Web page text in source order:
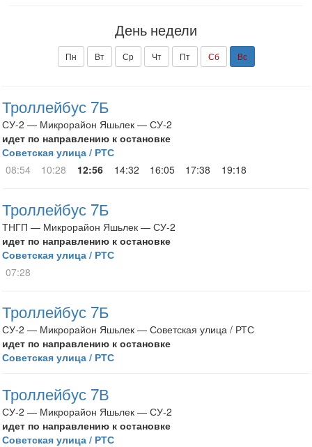
День недели
Пн Вт Ср Чт Пт Сб Вс
Троллейбус 7Б
СУ-2 — Микрорайон Яшьлек — СУ-2
идет по направлению к остановке
Советская улица / РТС
08:54
10:28 12:56 14:32 16:05 17:38 19:18
Троллейбус 7Б
ТНГП — Микрорайон Яшьлек — СУ-2
идет по направлению к остановке
Советская улица / РТС
07:28
Троллейбус 7Б
СУ-2 — Микрорайон Яшьлек — Советская улица / РТС
идет по направлению к остановке
Советская улица / РТС
Троллейбус 7В
СУ-2 — Микрорайон Яшьлек — СУ-2
идет по направлению к остановке
Советская улица / РТС